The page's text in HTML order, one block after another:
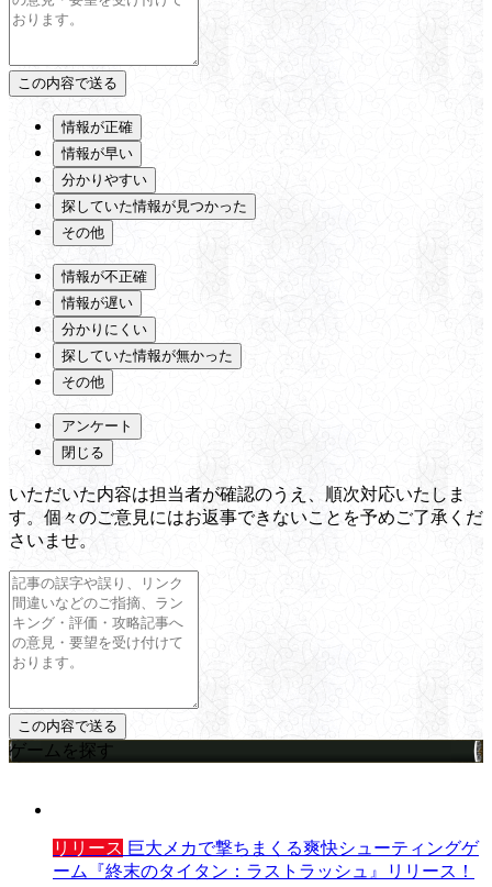
情報が正確
情報が早い
分かりやすい
探していた情報が見つかった
その他
情報が不正確
情報が遅い
分かりにくい
探していた情報が無かった
その他
アンケート
閉じる
いただいた内容は担当者が確認のうえ、順次対応いたしま
す。個々のご意見にはお返事できないことを予めご了承くだ
さいませ。
ゲームを探す
リリース 巨大メカで撃ちまくる爽快シューティングゲ
ーム『終末のタイタン：ラストラッシュ』リリース！